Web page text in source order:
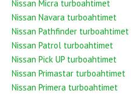
Nissan Micra turboahtimet
Nissan Navara turboahtimet
Nissan Pathfinder turboahtimet
Nissan Patrol turboahtimet
Nissan Pick UP turboahtimet
Nissan Primastar turboahtimet
Nissan Primera turboahtimet